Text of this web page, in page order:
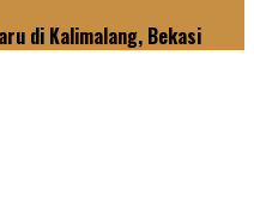
di Kalimalang, Bekasi